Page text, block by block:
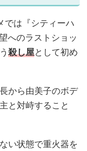
では『シティーハ
へのラストショッ
殺し屋として初め
から由美子のボデ
と対峙すること
い状態で重火器を